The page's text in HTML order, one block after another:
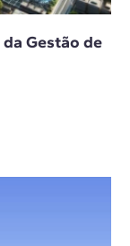
Gestão de